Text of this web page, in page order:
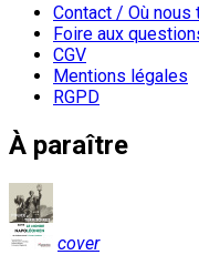
Contact / Où nous
Foire aux
CGV
Mentions légales
RGPD
À paraître
cover